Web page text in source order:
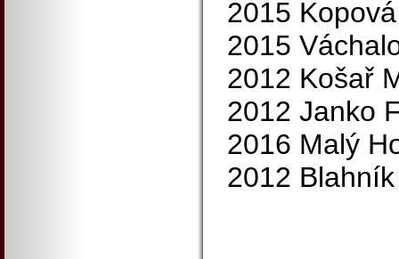
2015
2015
2012 Košař
2012 Janko
2016 Malý
2012